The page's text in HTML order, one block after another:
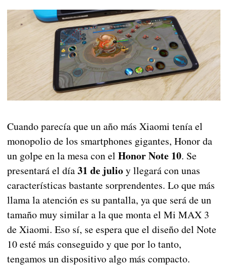
Cuando parecía que un año más Xiaomi tenía el
monopolio de los smartphones gigantes, Honor da
un golpe en la mesa con el Honor Note 10. Se
presentará el día31 de julioy llegará con unas
características bastante sorprendentes. Lo que más
llama la atención es su pantalla, ya que será de un
tamaño muy similar a la que monta el Mi MAX 3
de Xiaomi. Eso sí, se espera que el diseño del Note
10 esté más conseguido y que por lo tanto,
tengamos un dispositivo algo más compacto.